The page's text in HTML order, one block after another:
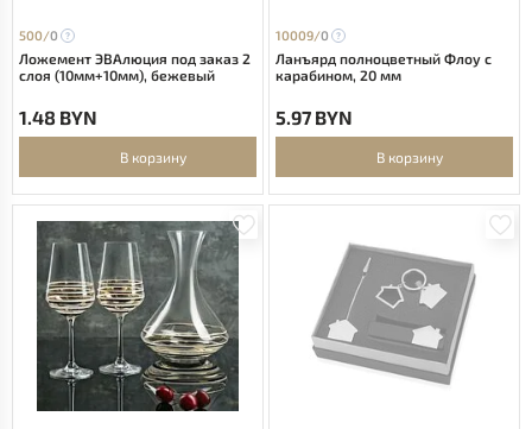
500/0
Ложемент ЭВАлюция под заказ 2
слоя (10мм+10мм), бежевый
1.48 BYN
В корзину
10009/0
Ланъярд полноцветный Флоу с
карабином, 20 мм
5.97 BYN
В корзину